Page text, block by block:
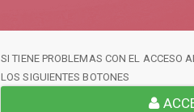
SI TIENE PROBLEMAS CON EL ACCESO
LOS SIGUIENTES BOTONES